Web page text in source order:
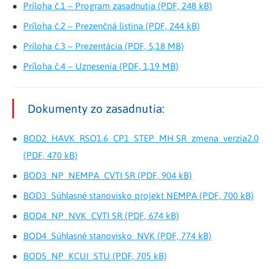
Príloha č.1 – Program zasadnutia (PDF, 248 kB)
Príloha č.2 – Prezenčná listina (PDF, 244 kB)
Príloha č.3 – Prezentácia (PDF, 5,18 MB)
Príloha č.4 – Uznesenia (PDF, 1,19 MB)
Dokumenty zo zasadnutia:
BOD2_HAVK_RSO1.6_CP1_STEP_MH SR_zmena_verzia2.0
(PDF, 470 kB)
BOD3_NP_NEMPA_CVTI SR (PDF, 904 kB)
BOD3_Súhlasné stanovisko projekt NEMPA (PDF, 700 kB)
BOD4_NP_NVK_CVTI SR (PDF, 674 kB)
BOD4_Súhlasné stanovisko_NVK (PDF, 774 kB)
BOD5_NP_KCUI_STU (PDF, 705 kB)